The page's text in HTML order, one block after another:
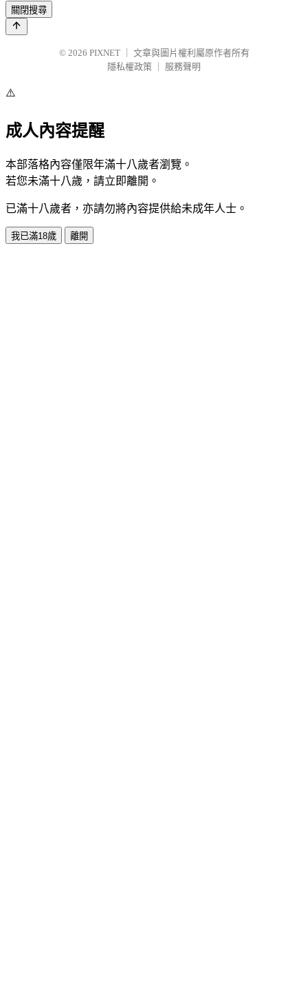
關閉搜尋
© 2026 PIXNET
文章與圖片權利屬原作者所有
隱私權政策
服務聲明
⚠️
成人內容提醒
本部落格內容僅限年滿十八歲者瀏覽。
若您未滿十八歲，請立即離開。
已滿十八歲者，亦請勿將內容提供給未成年人士。
我已滿18歲 離開